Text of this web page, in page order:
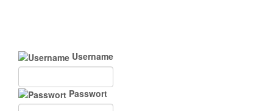
Username
Passwort